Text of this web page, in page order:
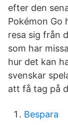
efter den
Pokémon Go
resa sig från
som har
hur det kan
svenskar
att få tag på
Bespara